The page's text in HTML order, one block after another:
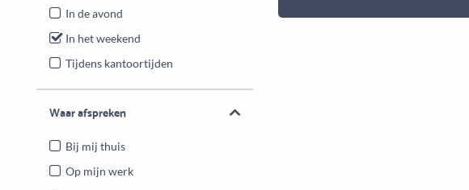
In de avond
In het weekend
Tijdens kantoortijden
Waar afspreken
Bij mij thuis
Op mijn werk